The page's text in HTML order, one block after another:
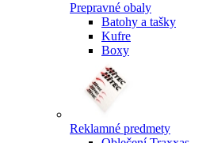
Prepravné obaly
Batohy a tašky
Kufre
Boxy
Reklamné predmety